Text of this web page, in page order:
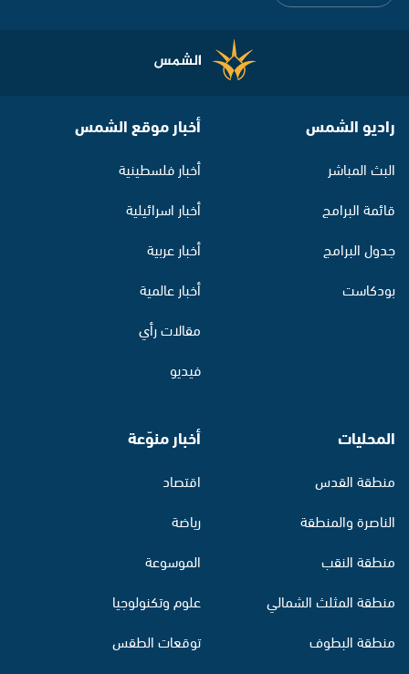
راديو الشمس
البث المباشر
قائمة البرامج
جدول البرامج
بودكاست
أخبار موقع الشمس
أخبار فلسطينية
أخبار اسرائيلية
أخبار عربية
أخبار عالمية
مقالات رأي
فيديو
المحليات
منطقة القدس
الناصرة والمنطقة
منطقة النقب
منطقة المثلث الشمالي
منطقة البطوف
أخبار منوّعة
اقتصاد
رياضة
الموسوعة
علوم وتكنولوجيا
توقعات الطقس